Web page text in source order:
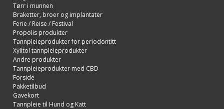
Tørr i munnen
Braketter, broer og implantater
Ferie / Reise / Festival
Propolis produkter
Tannpleieprodukter for periodontitt
Xylitol tannpleieprodukter
Andre produkter
Tannpleieprodukter med CBD
Forside
Pakketilbud
Gavekort
Tannpleie til Hund og Katt